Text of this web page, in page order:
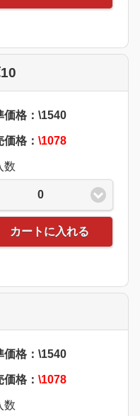
価格：\1540
価格： \1078
数
0
カートに入れる
価格：\1540
価格： \1078
数